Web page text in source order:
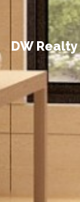
DW Realty